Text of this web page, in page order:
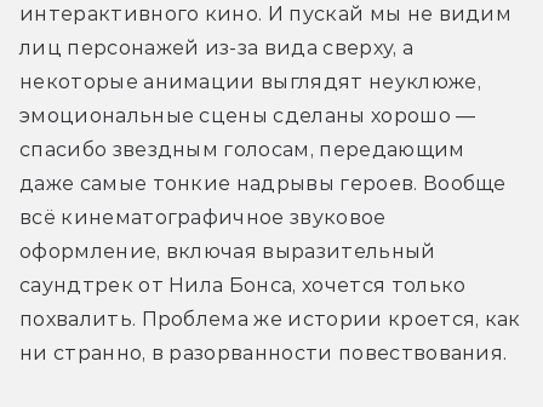
интерактивного кино. И пускай мы не видим
лиц персонажей из-за вида сверху, а
некоторые анимации выглядят неуклюже,
эмоциональные сцены сделаны хорошо —
спасибо звездным голосам, передающим
даже самые тонкие надрывы героев. Вообще
всё кинематографичное звуковое
оформление, включая выразительный
саундтрек от Нила Бонса, хочется только
похвалить. Проблема же истории кроется, как
ни странно, в разорванности повествования.